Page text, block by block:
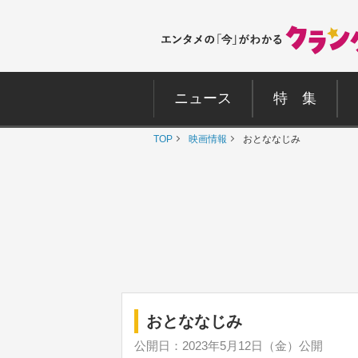
ニュース 特 集
TOP 映画情報 おとななじみ
おとななじみ
公開日：2023年5月12日（金）公開